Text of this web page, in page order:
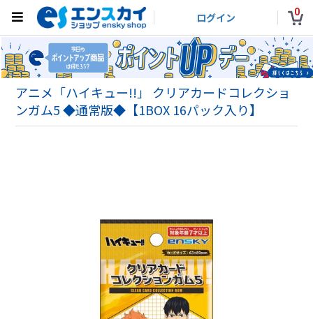
ログイン 0
アニメ「ハイキュー!!」 クリアカードコレクショ
ンガム5 ◆通常版◆【1BOX 16パック入り】